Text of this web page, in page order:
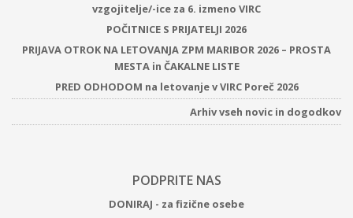
vzgojitelje/-ice za 6. izmeno VIRC
POČITNICE S PRIJATELJI 2026
PRIJAVA OTROK NA LETOVANJA ZPM MARIBOR 2026 – PROSTA
MESTA in ČAKALNE LISTE
PRED ODHODOM na letovanje v VIRC Poreč 2026
Arhiv vseh novic in dogodkov
PODPRITE NAS
DONIRAJ - za fizične osebe